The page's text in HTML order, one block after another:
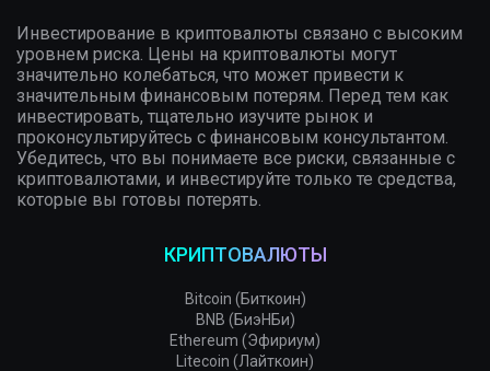
Инвестирование в криптовалюты связано с высоким
уровнем риска. Цены на криптовалюты могут
значительно колебаться, что может привести к
значительным финансовым потерям. Перед тем как
инвестировать, тщательно изучите рынок и
проконсультируйтесь с финансовым консультантом.
Убедитесь, что вы понимаете все риски, связанные с
криптовалютами, и инвестируйте только те средства,
которые вы готовы потерять.
КРИПТОВАЛЮТЫ
Bitcoin (Биткоин)
BNB (БиэНБи)
Ethereum (Эфириум)
Litecoin (Лайткоин)